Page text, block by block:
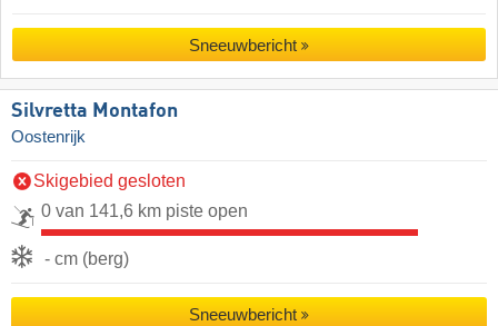
Sneeuwbericht
Silvretta Montafon
Oostenrijk
Skigebied gesloten
0 van 141,6 km piste open
- cm (berg)
Sneeuwbericht